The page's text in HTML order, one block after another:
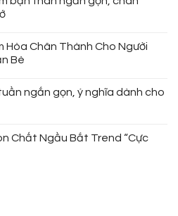
Hòa Chân Thành Cho Người
Bè
ngắn gọn, ý nghĩa dành cho
Chất Ngầu Bắt Trend “Cực